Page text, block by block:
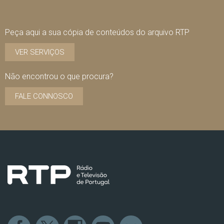
Peça aqui a sua cópia de conteúdos do arquivo RTP
VER SERVIÇOS
Não encontrou o que procura?
FALE CONNOSCO